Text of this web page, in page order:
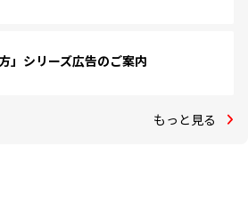
」シリーズ広告のご案内
もっと見る